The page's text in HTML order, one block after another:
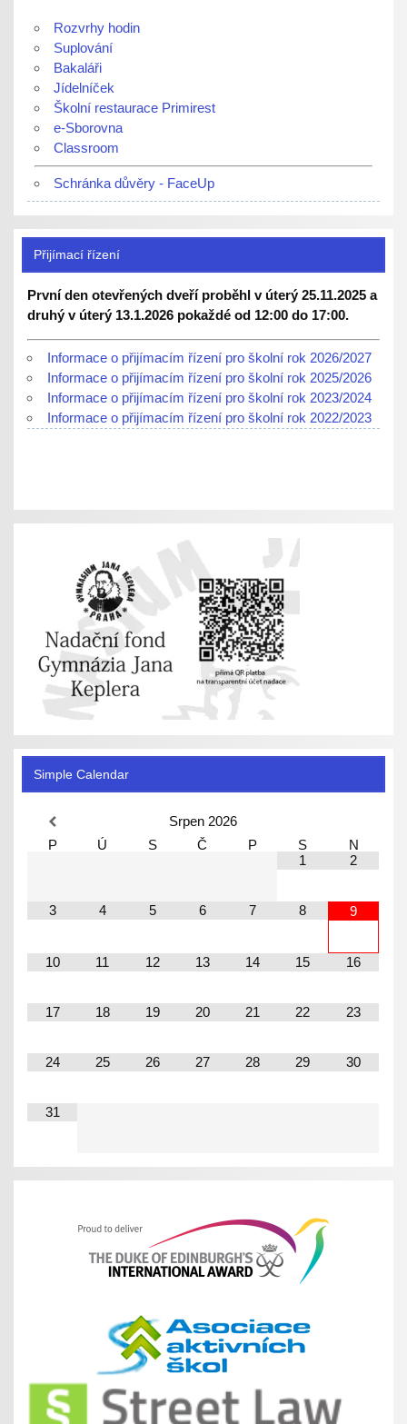
Rozvrhy hodin
Suplování
Bakaláři
Jídelníček
Školní restaurace Primirest
e-Sborovna
Classroom
Schránka důvěry - FaceUp
Přijímací řízení
První den otevřených dveří proběhl v úterý 25.11.2025 a
druhý v úterý 13.1.2026 pokaždé od 12:00 do 17:00.
Informace o přijímacím řízení pro školní rok 2026/2027
Informace o přijímacím řízení pro školní rok 2025/2026
Informace o přijímacím řízení pro školní rok 2023/2024
Informace o přijímacím řízení pro školní rok 2022/2023
Simple Calendar
Srpen 2026
P
Ú S Č P S
N
1
2
3 4 5 6 7 8 9
10 11 12 13 14 15 16
17 18 19 20 21 22 23
24 25 26 27 28 29 30
31